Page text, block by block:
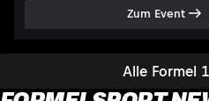
Alle Formel
Zum Event